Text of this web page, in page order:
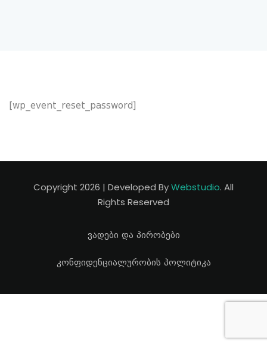
[wp_event_reset_password]
Copyright 2026 | Developed ByWebstudio. All
Rights Reserved
ვადები და პირობები
კონფიდენციალურობის პოლიტიკა